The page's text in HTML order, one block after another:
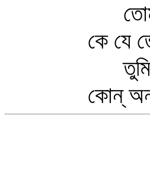
তোমার
কে যে তোমার
তুমি
কোন্‌ অনন্ত